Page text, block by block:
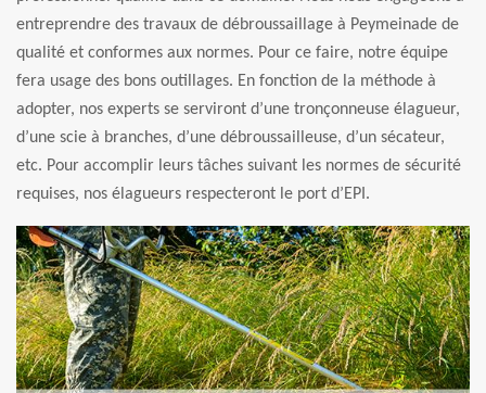
entreprendre des travaux de débroussaillage à Peymeinade de
qualité et conformes aux normes. Pour ce faire, notre équipe
fera usage des bons outillages. En fonction de la méthode à
adopter, nos experts se serviront d’une tronçonneuse élagueur,
d’une scie à branches, d’une débroussailleuse, d’un sécateur,
etc. Pour accomplir leurs tâches suivant les normes de sécurité
requises, nos élagueurs respecteront le port d’EPI.